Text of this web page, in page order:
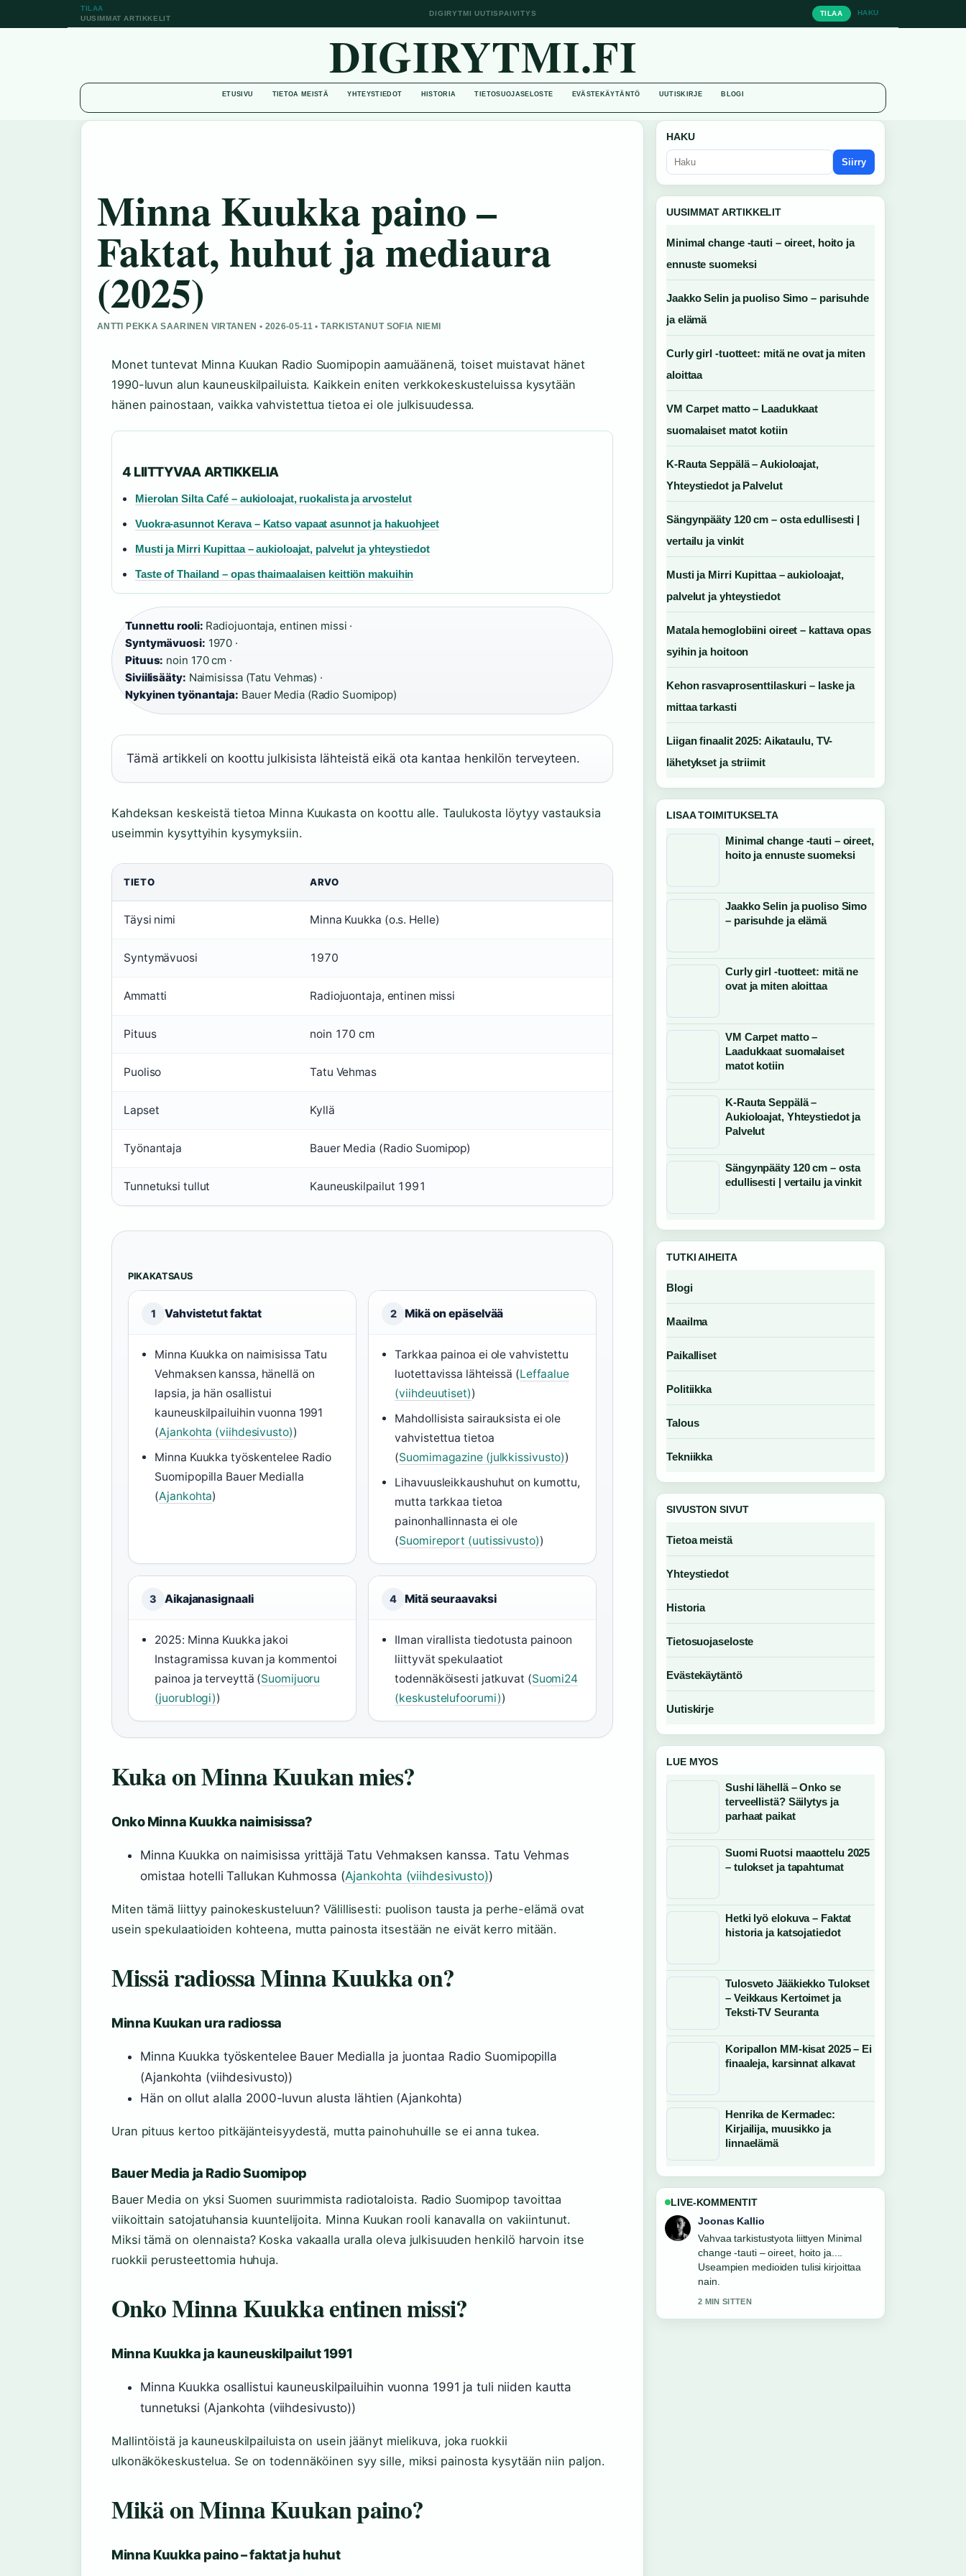
TILAA
UUSIMMAT ARTIKKELIT
DIGIRYTMI UUTISPAIVITYS TILAA HAKU
DIGIRYTMI.FI
ETUSIVU TIETOA MEISTÄ YHTEYSTIEDOT HISTORIA TIETOSUOJASELOSTE EVÄSTEKÄYTÄNTÖ UUTISKIRJE BLOGI
Minna Kuukka paino –
Faktat, huhut ja mediaura
(2025)
ANTTI PEKKA SAARINEN VIRTANEN • 2026-05-11 • TARKISTANUT SOFIA NIEMI
Monet tuntevat Minna Kuukan Radio Suomipopin aamuäänenä, toiset muistavat hänet
1990-luvun alun kauneuskilpailuista. Kaikkein eniten verkkokeskusteluissa kysytään
hänen painostaan, vaikka vahvistettua tietoa ei ole julkisuudessa.
4 LIITTYVAA ARTIKKELIA
Mierolan Silta Café – aukioloajat, ruokalista ja arvostelut
Vuokra-asunnot Kerava – Katso vapaat asunnot ja hakuohjeet
Musti ja Mirri Kupittaa – aukioloajat, palvelut ja yhteystiedot
Taste of Thailand – opas thaimaalaisen keittiön makuihin
Tunnettu rooli: Radiojuontaja, entinen missi ·
Syntymävuosi: 1970 ·
Pituus: noin 170 cm ·
Siviilisääty: Naimisissa (Tatu Vehmas) ·
Nykyinen työnantaja: Bauer Media (Radio Suomipop)
Tämä artikkeli on koottu julkisista lähteistä eikä ota kantaa henkilön terveyteen.
Kahdeksan keskeistä tietoa Minna Kuukasta on koottu alle. Taulukosta löytyy vastauksia
useimmin kysyttyihin kysymyksiin.
TIETO ARVO
Täysi nimi Minna Kuukka (o.s. Helle)
Syntymävuosi 1970
Ammatti Radiojuontaja, entinen missi
Pituus noin 170 cm
Puoliso Tatu Vehmas
Lapset Kyllä
Työnantaja Bauer Media (Radio Suomipop)
Tunnetuksi tullut Kauneuskilpailut 1991
PIKAKATSAUS
1 Vahvistetut faktat
Minna Kuukka on naimisissa Tatu
Vehmaksen kanssa, hänellä on
lapsia, ja hän osallistui
kauneuskilpailuihin vuonna 1991
(Ajankohta (viihdesivusto))
Minna Kuukka työskentelee Radio
Suomipopilla Bauer Medialla
(Ajankohta)
2 Mikä on epäselvää
Tarkkaa painoa ei ole vahvistettu
luotettavissa lähteissä (Leffaalue
(viihdeuutiset))
Mahdollisista sairauksista ei ole
vahvistettua tietoa
(Suomimagazine (julkkissivusto))
Lihavuusleikkaushuhut on kumottu,
mutta tarkkaa tietoa
painonhallinnasta ei ole
(Suomireport (uutissivusto))
3 Aikajanasignaali
2025: Minna Kuukka jakoi
Instagramissa kuvan ja kommentoi
painoa ja terveyttä (Suomijuoru
(juorublogi))
4 Mitä seuraavaksi
Ilman virallista tiedotusta painoon
liittyvät spekulaatiot
todennäköisesti jatkuvat (Suomi24
(keskustelufoorumi))
Kuka on Minna Kuukan mies?
Onko Minna Kuukka naimisissa?
Minna Kuukka on naimisissa yrittäjä Tatu Vehmaksen kanssa. Tatu Vehmas
omistaa hotelli Tallukan Kuhmossa (Ajankohta (viihdesivusto))
Miten tämä liittyy painokeskusteluun? Välillisesti: puolison tausta ja perhe-elämä ovat
usein spekulaatioiden kohteena, mutta painosta itsestään ne eivät kerro mitään.
Missä radiossa Minna Kuukka on?
Minna Kuukan ura radiossa
Minna Kuukka työskentelee Bauer Medialla ja juontaa Radio Suomipopilla
(Ajankohta (viihdesivusto))
Hän on ollut alalla 2000-luvun alusta lähtien (Ajankohta)
Uran pituus kertoo pitkäjänteisyydestä, mutta painohuhuille se ei anna tukea.
Bauer Media ja Radio Suomipop
Bauer Media on yksi Suomen suurimmista radiotaloista. Radio Suomipop tavoittaa
viikoittain satojatuhansia kuuntelijoita. Minna Kuukan rooli kanavalla on vakiintunut.
Miksi tämä on olennaista? Koska vakaalla uralla oleva julkisuuden henkilö harvoin itse
ruokkii perusteettomia huhuja.
Onko Minna Kuukka entinen missi?
Minna Kuukka ja kauneuskilpailut 1991
Minna Kuukka osallistui kauneuskilpailuihin vuonna 1991 ja tuli niiden kautta
tunnetuksi (Ajankohta (viihdesivusto))
Mallintöistä ja kauneuskilpailuista on usein jäänyt mielikuva, joka ruokkii
ulkonäkökeskustelua. Se on todennäköinen syy sille, miksi painosta kysytään niin paljon.
Mikä on Minna Kuukan paino?
Minna Kuukka paino – faktat ja huhut
HAKU
Siirry
UUSIMMAT ARTIKKELIT
Minimal change -tauti – oireet, hoito ja
ennuste suomeksi
Jaakko Selin ja puoliso Simo – parisuhde
ja elämä
Curly girl -tuotteet: mitä ne ovat ja miten
aloittaa
VM Carpet matto – Laadukkaat
suomalaiset matot kotiin
K-Rauta Seppälä – Aukioloajat,
Yhteystiedot ja Palvelut
Sängynpääty 120 cm – osta edullisesti |
vertailu ja vinkit
Musti ja Mirri Kupittaa – aukioloajat,
palvelut ja yhteystiedot
Matala hemoglobiini oireet – kattava opas
syihin ja hoitoon
Kehon rasvaprosenttilaskuri – laske ja
mittaa tarkasti
Liigan finaalit 2025: Aikataulu, TV-
lähetykset ja striimit
LISAA TOIMITUKSELTA
Minimal change -tauti – oireet,
hoito ja ennuste suomeksi
Jaakko Selin ja puoliso Simo
– parisuhde ja elämä
Curly girl -tuotteet: mitä ne
ovat ja miten aloittaa
VM Carpet matto –
Laadukkaat suomalaiset
matot kotiin
K-Rauta Seppälä –
Aukioloajat, Yhteystiedot ja
Palvelut
Sängynpääty 120 cm – osta
edullisesti | vertailu ja vinkit
TUTKI AIHEITA
Blogi
Maailma
Paikalliset
Politiikka
Talous
Tekniikka
SIVUSTON SIVUT
Tietoa meistä
Yhteystiedot
Historia
Tietosuojaseloste
Evästekäytäntö
Uutiskirje
LUE MYOS
Sushi lähellä – Onko se
terveellistä? Säilytys ja
parhaat paikat
Suomi Ruotsi maaottelu 2025
– tulokset ja tapahtumat
Hetki lyö elokuva – Faktat
historia ja katsojatiedot
Tulosveto Jääkiekko Tulokset
– Veikkaus Kertoimet ja
Teksti-TV Seuranta
Koripallon MM-kisat 2025 – Ei
finaaleja, karsinnat alkavat
Henrika de Kermadec:
Kirjailija, muusikko ja
linnaelämä
LIVE-KOMMENTIT
Aino Virtanen
Hyva yhteenveto aiheesta Jaakko Selin
ja puoliso Simo – parisuhde.... Tama on
tahan mennessa selkein kooste
tanaan.
4 MIN SITTEN